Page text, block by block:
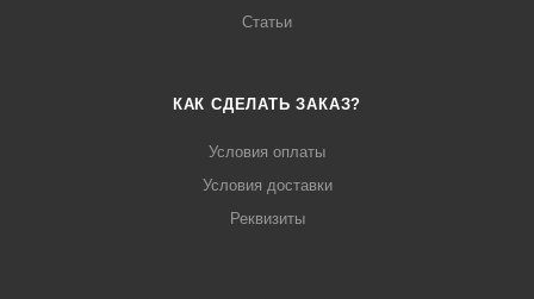
Статьи
КАК СДЕЛАТЬ ЗАКАЗ?
Условия оплаты
Условия доставки
Реквизиты